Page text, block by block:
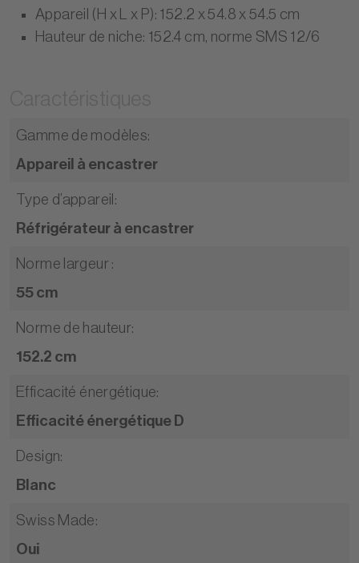
Appareil (H x L x P): 152.2 x 54.8 x 54.5 cm
Hauteur de niche: 152.4 cm, norme SMS 12/6
Gamme de modèles:
Appareil à encastrer
Type d’appareil :
Réfrigérateur à encastrer
Norme largeur :
55 cm
Norme de hauteur:
152.2 cm
Efficacité énergétique:
Efficacité énergétique D
Design:
Blanc
Swiss Made:
Oui